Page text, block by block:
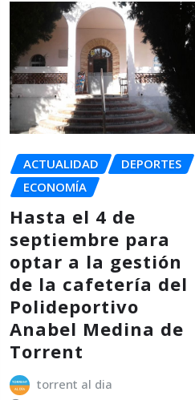
ACTUALIDAD
DEPORTES
ECONOMÍA
Hasta el 4 de
septiembre para
optar a la gestión
de la cafetería del
Polideportivo
Anabel Medina de
Torrent
torrent al dia